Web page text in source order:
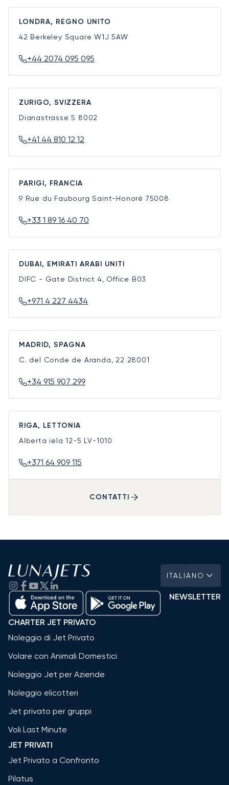
LONDRA, REGNO UNITO
42 Berkeley SquareW1J 5AW
+44 2074 095 095
ZURIGO, SVIZZERA
Dianastrasse 5 8002
+41 44 810 12 12
PARIGI, FRANCIA
9 Rue du Faubourg Saint-Honoré 75008
+33 1 89 16 40 70
DUBAI, EMIRATI ARABI UNITI
DIFC - Gate District 4, Office B03
+971 4 227 4434
MADRID, SPAGNA
C. del Conde de Aranda, 22 28001
+34 915 907 299
RIGA, LETTONIA
Alberta iela 12-5 LV-1010
+371 64 909 115
CONTATTI
ITALIANO
NEWSLETTER
CHARTER JET PRIVATO
Noleggio di Jet Privato
Volare con Animali Domestici
Noleggio Jet per Aziende
Noleggio elicotteri
Jet privato per gruppi
Voli Last Minute
JET PRIVATI
Jet Privato a Confronto
Pilatus